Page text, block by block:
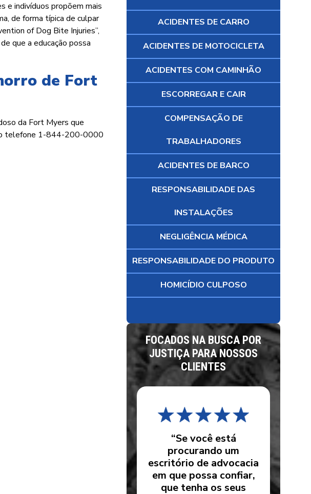
e indivíduos propõem mais
de forma típica de culpar
of Dog Bite Injuries”,
que a educação possa
de Fort
da Fort Myers que
telefone 1-844-200-0000
ACIDENTES DE CARRO
ACIDENTES DE MOTOCICLETA
ACIDENTES COM CAMINHÃO
ESCORREGAR E CAIR
COMPENSAÇÃO DE
TRABALHADORES
ACIDENTES DE BARCO
RESPONSABILIDADE DAS
INSTALAÇÕES
NEGLIGÊNCIA MÉDICA
RESPONSABILIDADE DO PRODUTO
HOMICÍDIO CULPOSO
FOCADOS NA BUSCA POR
JUSTIÇA PARA NOSSOS
CLIENTES
“Se você está
procurando um
escritório de advocacia
em que possa confiar,
que tenha os seus